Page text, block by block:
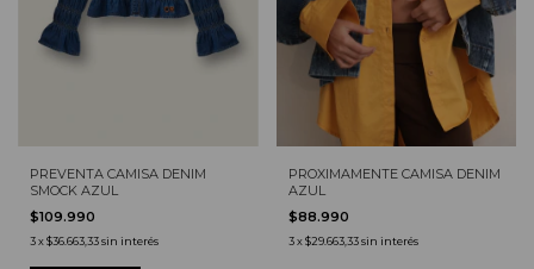
PREVENTA CAMISA DENIM
SMOCK AZUL
$109.990
3x$36.663,33sin interés
PROXIMAMENTE CAMISA DENIM
AZUL
$88.990
3 x$29.663,33 sin interés